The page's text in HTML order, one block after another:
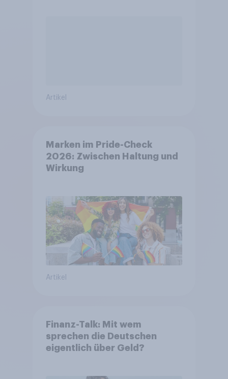
Artikel
Marken im Pride-Check
2026: Zwischen Haltung und
Wirkung
Artikel
Finanz-Talk: Mit wem
sprechen die Deutschen
eigentlich über Geld?